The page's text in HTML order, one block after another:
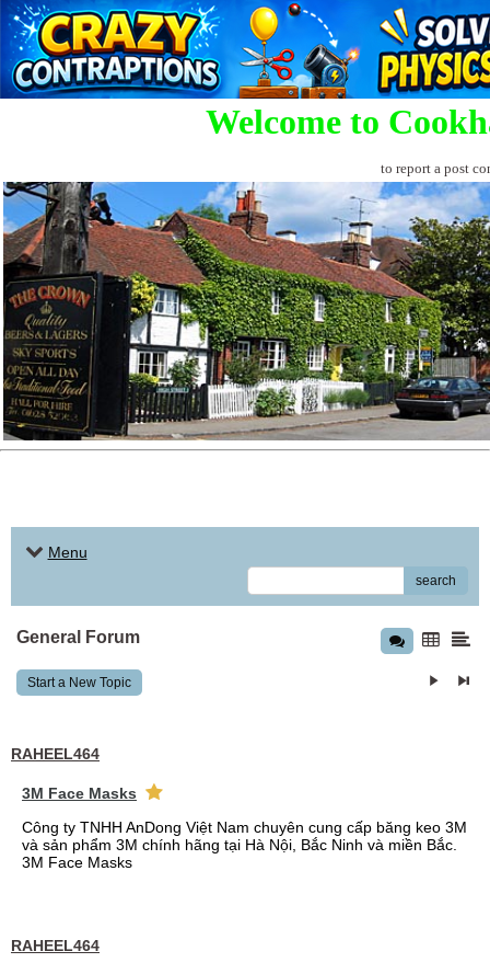
Welcome to
to report a post
Menu
search
General Forum
Start a New Topic
RAHEEL464
3M Face Masks
Công ty TNHH AnDong Việt Nam chuyên cung cấp băng keo 3M
và sản phẩm 3M chính hãng tại Hà Nội, Bắc Ninh và miền Bắc.
3M Face Masks
RAHEEL464